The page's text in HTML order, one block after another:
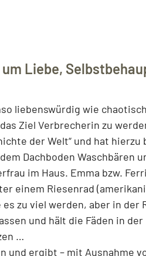
Liebe,
liebenswürdig wie
Ziel Verbrecherin zu
der Welt“ und hat hierzu
Dachboden Waschbären
im Haus. Emma bzw.
einem Riesenrad
zu viel werden, aber in der
und hält die Fäden in der
…
und ergibt – mit Ausnahme